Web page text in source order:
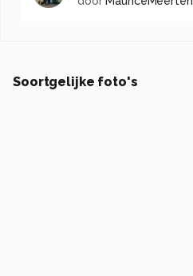
Soortgelijke foto's